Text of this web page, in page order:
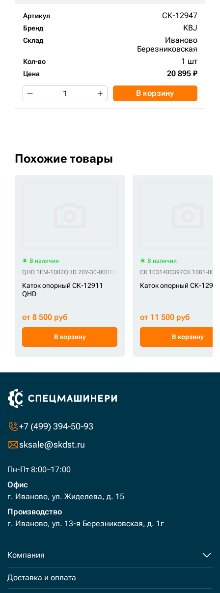
Артикул СК-12947
Бренд KBJ
Склад
Иваново
Березниковская
Кол-во 1 шт
Цена 20 895 ₽
В корзину
Похожие товары
В наличии
QHD 1EM-1002QHD 20Y-30-00010 QHD 20Y-30-00011QHD 20Y-30-00012
Каток опорный СК-12911
QHD
от 8 500 руб
В корзину
В наличии
СК 1031400397СК 1081-
Каток опорный СК-
от 11 500 руб
В корзину
+7 (499) 394-50-93
sksale@skdst.ru
Пн-Пт 8:00–17:00
Офис
г. Иваново, ул. Жиделева, д. 15
Производство
г. Иваново, ул. 13-я Березниковская, д. 1г
Компания
Доставка и оплата